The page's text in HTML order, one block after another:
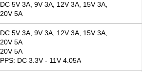
DC 5V 3A, 9V 3A, 12V 3A, 15V 3A,
20V 5A
DC 5V 3A, 9V 3A, 12V 3A, 15V 3A,
20V 5A
20V 5A
PPS: DC 3.3V - 11V 4.05A